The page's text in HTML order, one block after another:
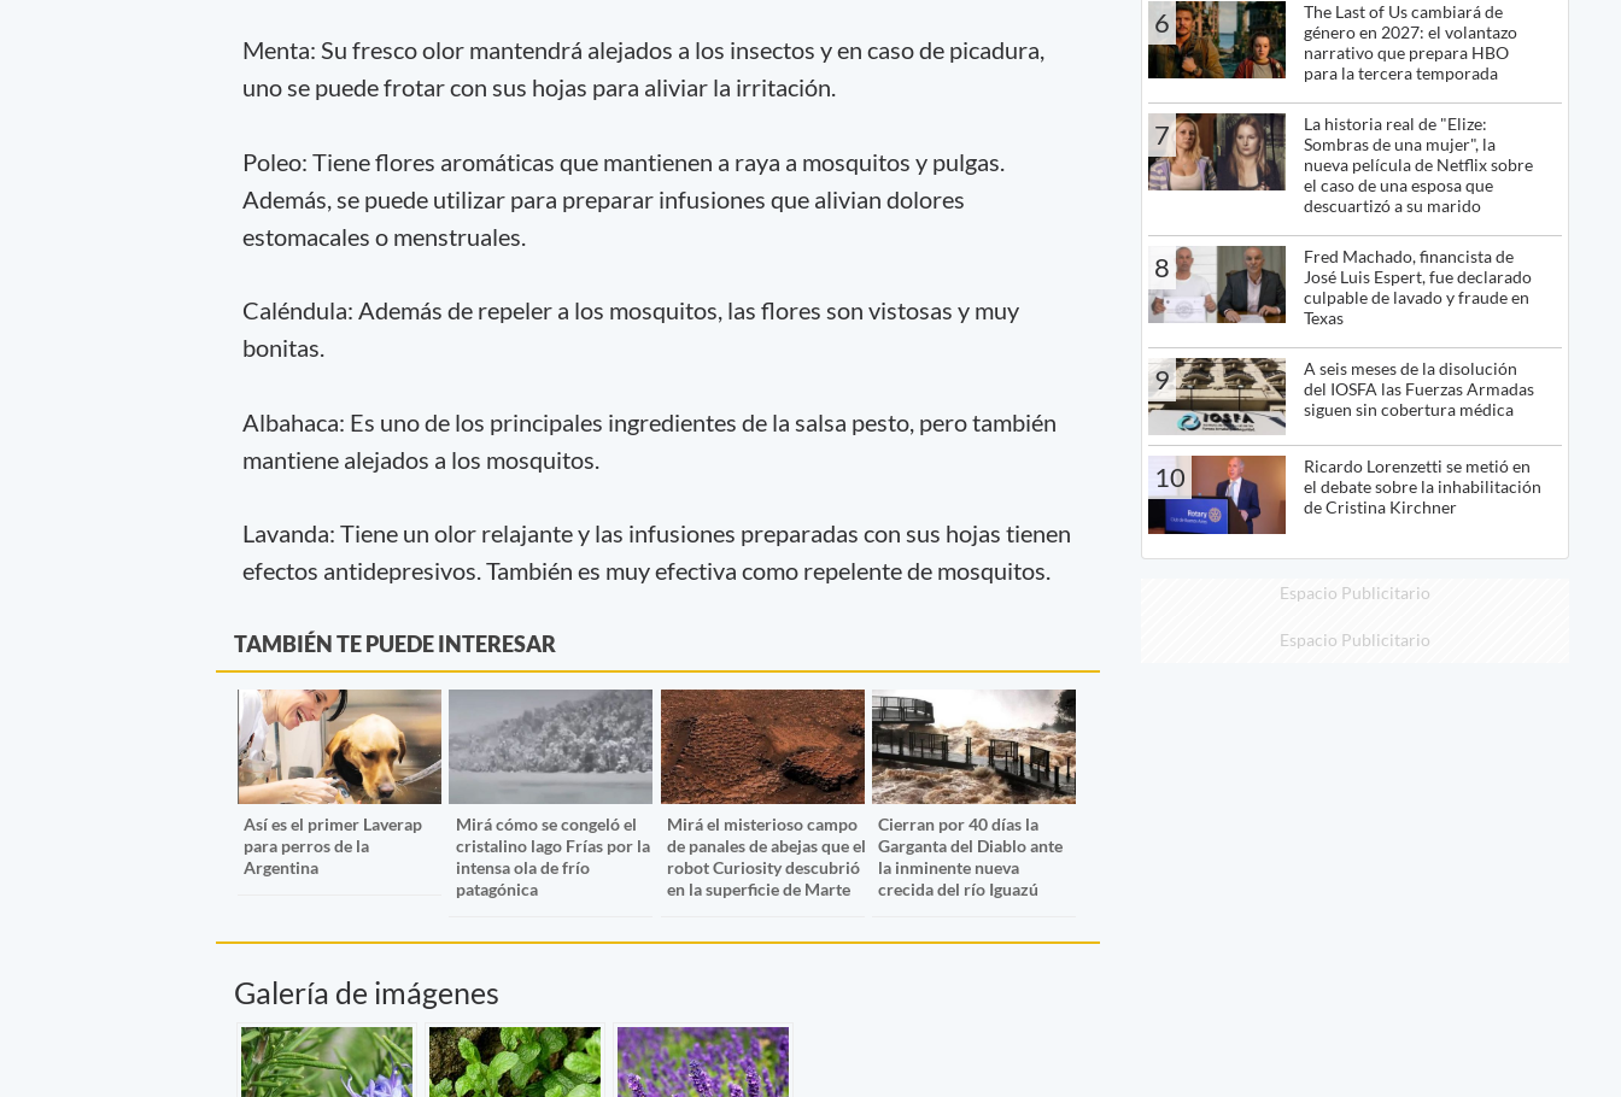
Menta: Su fresco olor mantendrá alejados a los insectos y en caso de picadura,
uno se puede frotar con sus hojas para aliviar la irritación.
Poleo: Tiene flores aromáticas que mantienen a raya a mosquitos y pulgas.
Además, se puede utilizar para preparar infusiones que alivian dolores
estomacales o menstruales.
Caléndula: Además de repeler a los mosquitos, las flores son vistosas y muy
bonitas.
Albahaca: Es uno de los principales ingredientes de la salsa pesto, pero también
mantiene alejados a los mosquitos.
Lavanda: Tiene un olor relajante y las infusiones preparadas con sus hojas tienen
efectos antidepresivos. También es muy efectiva como repelente de mosquitos.
TAMBIÉN TE PUEDE INTERESAR
Así es el primer Laverap
para perros de la
Argentina
Mirá cómo se congeló el
cristalino lago Frías por la
intensa ola de frío
patagónica
Mirá el misterioso campo
de panales de abejas que el
robot Curiosity descubrió
en la superficie de Marte
Cierran por 40 días la
Garganta del Diablo ante
la inminente nueva
crecida del río Iguazú
Galería de imágenes
6
The Last of Us cambiará de
género en 2027: el volantazo
narrativo que prepara HBO
para la tercera temporada
7
La historia real de "Elize:
Sombras de una mujer", la
nueva película de Netflix sobre
el caso de una esposa que
descuartizó a su marido
8
Fred Machado, financista de
José Luis Espert, fue declarado
culpable de lavado y fraude en
Texas
9
A seis meses de la disolución
del IOSFA las Fuerzas Armadas
siguen sin cobertura médica
10
Ricardo Lorenzetti se metió en
el debate sobre la inhabilitación
de Cristina Kirchner
Espacio Publicitario
Espacio Publicitario